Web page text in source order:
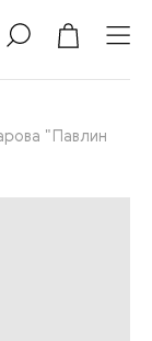
"Павлин